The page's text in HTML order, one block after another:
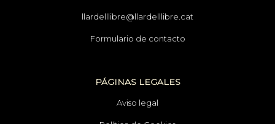
llardelllibre@llardelllibre.cat
Formulario de contacto
PÁGINAS LEGALES
Aviso legal